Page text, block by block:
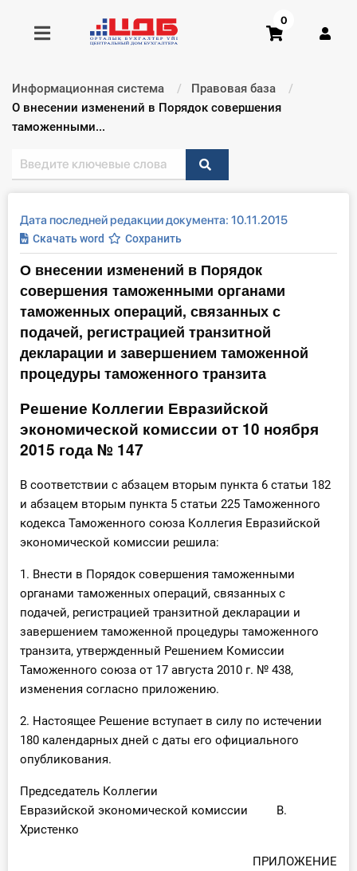
Получить консультацию
Главная ИС
Формы
Консультации
Правовая база
Библиотека бухгалтера
Инструменты
Вебинары
Справочник бухгалтера
Участник ВЭД
Практика ИП
Кадры. Труд. Зарплата.
Учет по отраслям
Юридический помощник
Интернет-магазин
О Системе
Обучение
Тарифы
Тестирование для
0
Информационная система
Правовая база
Текущий:
О внесении изменений в Порядок совершения
таможенными...
Дата последней редакции документа: 10.11.2015
Скачать word Сохранить
О внесении изменений в Порядок
совершения таможенными органами
таможенных операций, связанных с
подачей, регистрацией транзитной
декларации и завершением таможенной
процедуры таможенного транзита
Решение Коллегии Евразийской
экономической комиссии от 10 ноября
2015 года № 147
В соответствии с абзацем вторым пункта 6 статьи 182
и абзацем вторым пункта 5 статьи 225 Таможенного
кодекса Таможенного союза Коллегия Евразийской
экономической комиссии решила:
1. Внести в Порядок совершения таможенными
органами таможенных операций, связанных с
подачей, регистрацией транзитной декларации и
завершением таможенной процедуры таможенного
транзита, утвержденный Решением Комиссии
Таможенного союза от 17 августа 2010 г. № 438,
изменения согласно приложению.
2. Настоящее Решение вступает в силу по истечении
180 календарных дней с даты его официального
опубликования.
Председатель Коллегии
Евразийской экономической комиссии В.
Христенко
ПРИЛОЖЕНИЕ